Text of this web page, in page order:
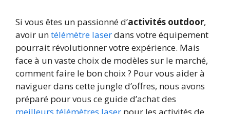
Si vous êtes un passionné d’activités outdoor,
avoir untélémètre laserdans votre équipement
pourrait révolutionner votre expérience. Mais
face à un vaste choix de modèles sur le marché,
comment faire le bon choix ? Pour vous aider à
naviguer dans cette jungle d’offres, nous avons
préparé pour vous ce guide d’achat des
meilleurs télémètres laser pour les activités de